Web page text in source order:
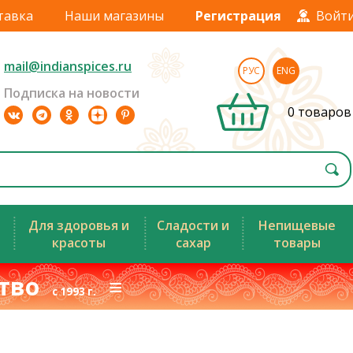
Наши магазины Регистрация
mail@indianspices.ru
Подписка на новости
РУС ENG
0 товаров
Для здоровья и
красоты
Сладости и
сахар
Непищевые
товары
с 1993 г.≡